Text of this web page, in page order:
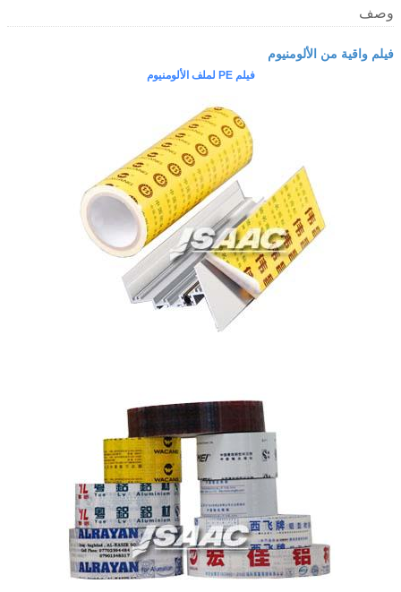
وصف
فيلم واقية من الألومنيوم
فيلم PE لملف الألومنيوم